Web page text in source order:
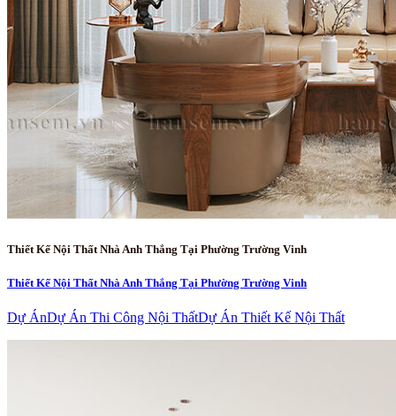
Thiết Kế Nội Thất Nhà Anh Thắng Tại Phường Trường Vinh
Thiết Kế Nội Thất Nhà Anh Thắng Tại Phường Trường Vinh
Dự ÁnDự Án Thi Công Nội ThấtDự Án Thiết Kế Nội Thất